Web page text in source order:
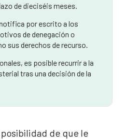
de dieciséis meses.
por escrito a los
de denegación o
sus derechos de recurso.
es posible recurrir a la
tras una decisión de la
de que le